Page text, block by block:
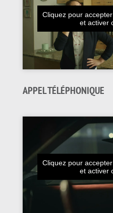
Cliquez pour
et activer
APPEL TÉLÉPHONIQUE
Cliquez pour
et activer